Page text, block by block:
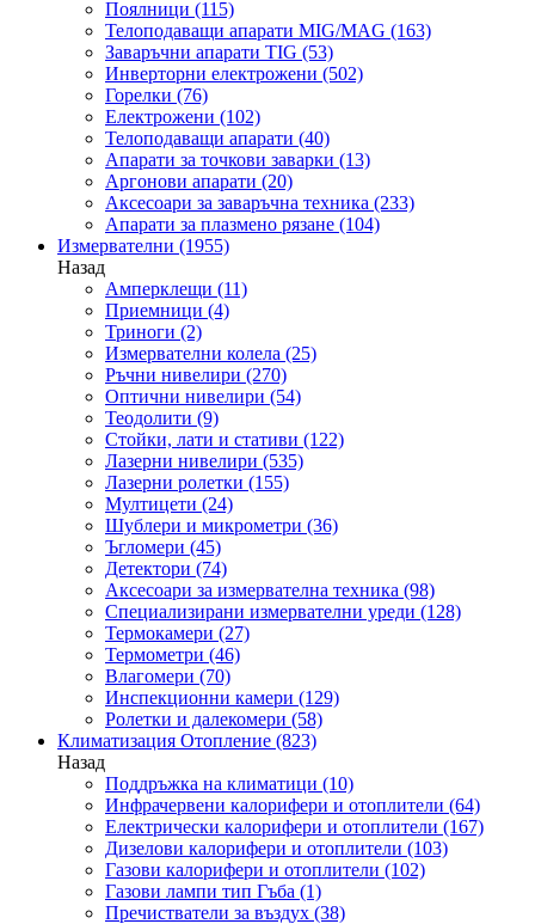
Поялници (115)
Телоподаващи апарати MIG/MAG (163)
Заваръчни апарати TIG (53)
Инверторни електрожени (502)
Горелки (76)
Електрожени (102)
Телоподаващи апарати (40)
Апарати за точкови заварки (13)
Аргонови апарати (20)
Аксесоари за заваръчна техника (233)
Апарати за плазмено рязане (104)
Измервателни (1955)
Назад
Амперклещи (11)
Приемници (4)
Триноги (2)
Измервателни колела (25)
Ръчни нивелири (270)
Оптични нивелири (54)
Теодолити (9)
Стойки, лати и стативи (122)
Лазерни нивелири (535)
Лазерни ролетки (155)
Мултицети (24)
Шублери и микрометри (36)
Ъгломери (45)
Детектори (74)
Аксесоари за измервателна техника (98)
Специализирани измервателни уреди (128)
Термокамери (27)
Термометри (46)
Влагомери (70)
Инспекционни камери (129)
Ролетки и далекомери (58)
Климатизация Отопление (823)
Назад
Поддръжка на климатици (10)
Инфрачервени калорифери и отоплители (64)
Електрически калорифери и отоплители (167)
Дизелови калорифери и отоплители (103)
Газови калорифери и отоплители (102)
Газови лампи тип Гъба (1)
Пречистватели за въздух (38)